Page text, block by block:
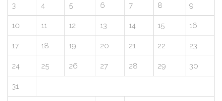
3 4 5 6 7 8 9
10 11 12 13 14 15 16
17 18 19 20 21 22 23
24 25 26 27 28 29 30
31